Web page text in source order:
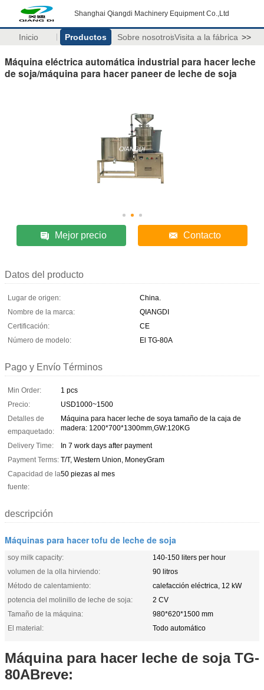
Shanghai Qiangdi Machinery Equipment Co.,Ltd
Inicio Productos Sobre nosotrosVisita a la fábrica >>
Máquina eléctrica automática industrial para hacer leche
de soja/máquina para hacer paneer de leche de soja
Mejor precio Contacto
Datos del producto
Lugar de origen:
China.
Nombre de la marca:
QIANGDI
Certificación:
CE
Número de modelo:
El TG-80A
Pago y Envío Términos
Min Order:
1 pcs
Precio:
USD1000~1500
Detalles de
empaquetado:
Máquina para hacer leche de soya tamaño de la caja de
madera: 1200*700*1300mm,GW:120KG
Delivery Time:
In 7 work days after payment
Payment Terms: T/T, Western Union, MoneyGram
Capacidad de la
fuente:
50 piezas al mes
descripción
Máquinas para hacer tofu de leche de soja
soy milk capacity:
140-150 liters per hour
volumen de la olla hirviendo:
90 litros
Método de calentamiento:
calefacción eléctrica, 12 kW
potencia del molinillo de leche de soja:
2 CV
Tamaño de la máquina:
980*620*1500 mm
El material:
Todo automático
Máquina para hacer leche de soja TG-
80ABreve: